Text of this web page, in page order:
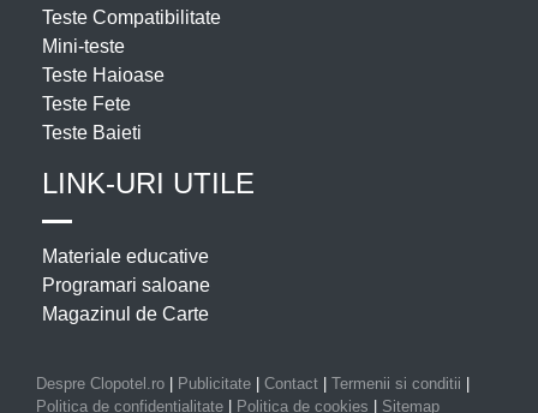
Teste Compatibilitate
Mini-teste
Teste Haioase
Teste Fete
Teste Baieti
LINK-URI UTILE
Materiale educative
Programari saloane
Magazinul de Carte
Despre Clopotel.ro Publicitate Contact Termenii si conditii
Politica de confidentialitate
Politica de cookies Sitemap